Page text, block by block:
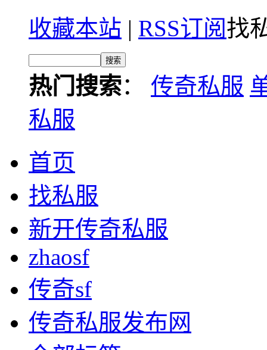
收藏本站 | RSS订阅找
热门搜索： 传奇私服
私服
首页
找私服
新开传奇私服
zhaosf
传奇sf
传奇私服发布网